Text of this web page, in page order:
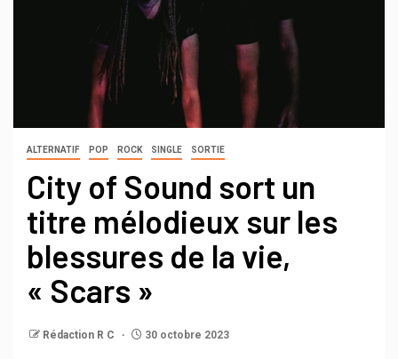
ALTERNATIF POP ROCK SINGLE SORTIE
City of Sound sort un
titre mélodieux sur les
blessures de la vie,
« Scars »
Rédaction R C 30 octobre 2023